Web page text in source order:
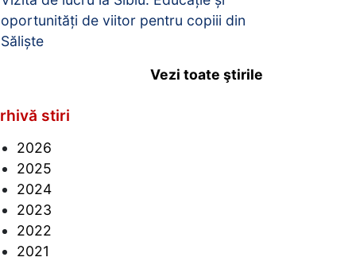
oportunități de viitor pentru copiii din
Săliște
Vezi toate ştirile
stiri
2026
2025
2024
2023
2022
2021